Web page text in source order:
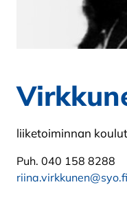
liiketoiminnan
Puh. 040 158 8288
riina.virkkunen@syo.fi